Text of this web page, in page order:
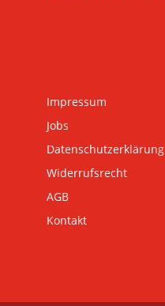
Impressum
Jobs
Datenschutzerklärung
Widerrufsrecht
AGB
Kontakt